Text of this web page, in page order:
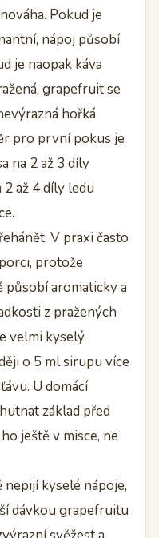
Pokud je
nápoj působí
je naopak káva
grapefruit se
hořká
pro první pokus je
na 2 až 3 díly
až 4 díly ledu
V praxi často
protože
aromaticky a
z pražených
velmi kyselý
o 5 ml sirupu více
U domácí
základ před
ještě v misce, ne
kyselé nápoje,
dávkou grapefruitu